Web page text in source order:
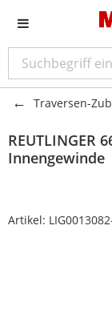
Traversen-
REUTLINGER
Innengewinde
Artikel: